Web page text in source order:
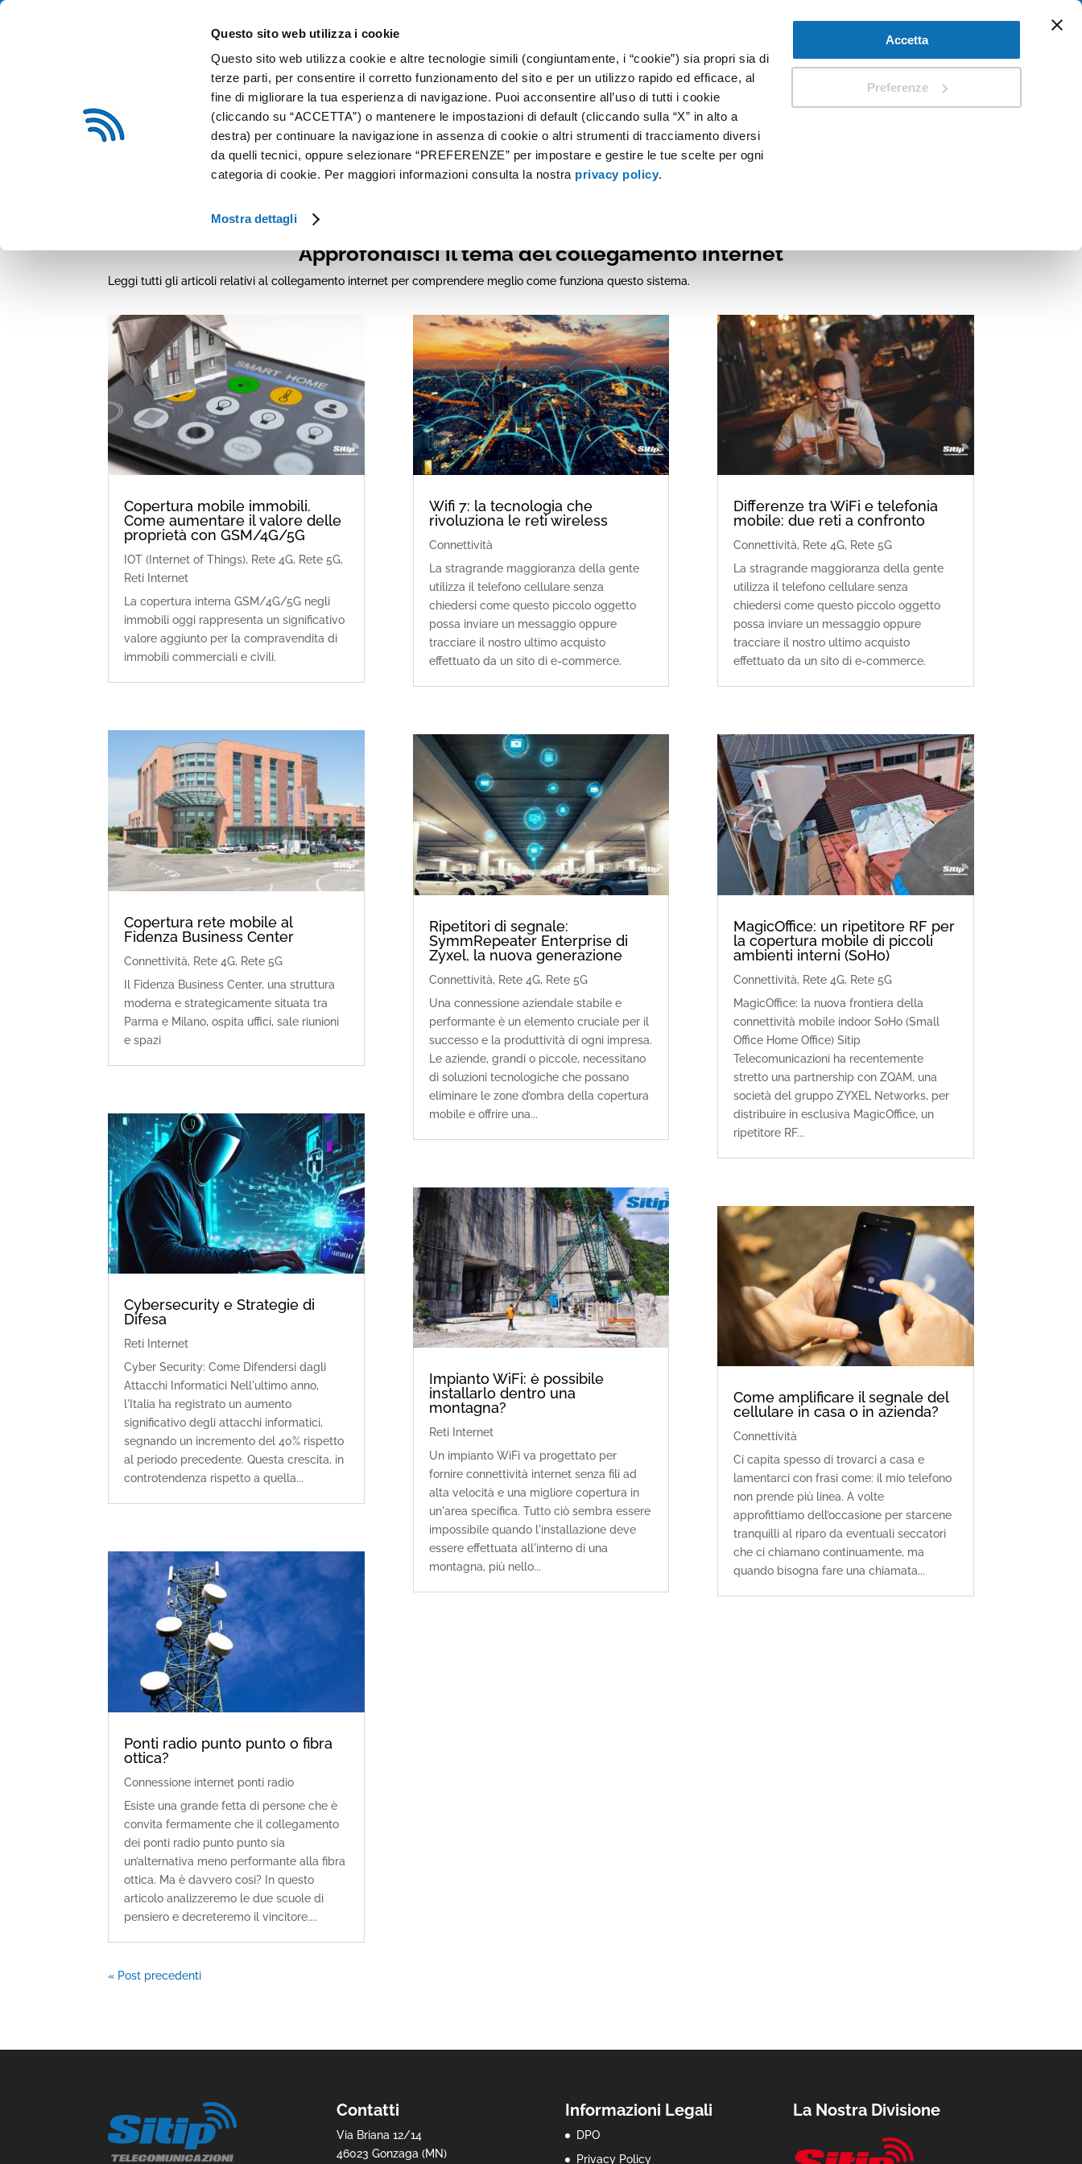
Questo sito web utilizza i cookie
Questo sito web utilizza cookie e altre tecnologie simili (congiuntamente, i “cookie”) sia propri sia di
terze parti, per consentire il corretto funzionamento del sito e per un utilizzo rapido ed efficace, al
fine di migliorare la tua esperienza di navigazione. Puoi acconsentire all’uso di tutti i cookie
(cliccando su “ACCETTA”) o mantenere le impostazioni di default (cliccando sulla “X” in alto a
destra) per continuare la navigazione in assenza di cookie o altri strumenti di tracciamento diversi
da quelli tecnici, oppure selezionare “PREFERENZE” per impostare e gestire le tue scelte per ogni
categoria di cookie. Per maggiori informazioni consulta la nostra privacy policy.
Mostra dettagli
Accetta
Preferenze
IMPIANTI E SERVIZI GALLERIA F.A.Q. NEWS CONTATTI DOCUMENTI SITIP SECURITY
Approfondisci il tema del collegamento internet
Leggi tutti gli articoli relativi al collegamento internet per comprendere meglio come funziona questo sistema.
Copertura mobile immobili.
Come aumentare il valore delle
proprietà con GSM/4G/5G
IOT (Internet of Things), Rete 4G, Rete 5G,
Reti Internet
La copertura interna GSM/4G/5G negli
immobili oggi rappresenta un significativo
valore aggiunto per la compravendita di
immobili commerciali e civili.
Copertura rete mobile al
Fidenza Business Center
Connettività, Rete 4G, Rete 5G
Il Fidenza Business Center, una struttura
moderna e strategicamente situata tra
Parma e Milano, ospita uffici, sale riunioni
e spazi
Cybersecurity e Strategie di
Difesa
Reti Internet
Cyber Security: Come Difendersi dagli
Attacchi Informatici Nell'ultimo anno,
l'Italia ha registrato un aumento
significativo degli attacchi informatici,
segnando un incremento del 40% rispetto
al periodo precedente. Questa crescita, in
controtendenza rispetto a quella...
Ponti radio punto punto o fibra
ottica?
Connessione internet ponti radio
Esiste una grande fetta di persone che è
convita fermamente che il collegamento
dei ponti radio punto punto sia
un’alternativa meno performante alla fibra
ottica. Ma è davvero cosi? In questo
articolo analizzeremo le due scuole di
pensiero e decreteremo il vincitore....
Wifi 7: la tecnologia che
rivoluziona le reti wireless
Connettività
La stragrande maggioranza della gente
utilizza il telefono cellulare senza
chiedersi come questo piccolo oggetto
possa inviare un messaggio oppure
tracciare il nostro ultimo acquisto
effettuato da un sito di e-commerce.
Ripetitori di segnale:
SymmRepeater Enterprise di
Zyxel, la nuova generazione
Connettività, Rete 4G, Rete 5G
Una connessione aziendale stabile e
performante è un elemento cruciale per il
successo e la produttività di ogni impresa.
Le aziende, grandi o piccole, necessitano
di soluzioni tecnologiche che possano
eliminare le zone d’ombra della copertura
mobile e offrire una...
Impianto WiFi: è possibile
installarlo dentro una
montagna?
Reti Internet
Un impianto WiFi va progettato per
fornire connettività internet senza fili ad
alta velocità e una migliore copertura in
un'area specifica. Tutto ciò sembra essere
impossibile quando l'installazione deve
essere effettuata all'interno di una
montagna, più nello...
Differenze tra WiFi e telefonia
mobile: due reti a confronto
Connettività, Rete 4G, Rete 5G
La stragrande maggioranza della gente
utilizza il telefono cellulare senza
chiedersi come questo piccolo oggetto
possa inviare un messaggio oppure
tracciare il nostro ultimo acquisto
effettuato da un sito di e-commerce.
MagicOffice: un ripetitore RF per
la copertura mobile di piccoli
ambienti interni (SoHo)
Connettività, Rete 4G, Rete 5G
MagicOffice: la nuova frontiera della
connettività mobile indoor SoHo (Small
Office Home Office) Sitip
Telecomunicazioni ha recentemente
stretto una partnership con ZQAM, una
società del gruppo ZYXEL Networks, per
distribuire in esclusiva MagicOffice, un
ripetitore RF...
Come amplificare il segnale del
cellulare in casa o in azienda?
Connettività
Ci capita spesso di trovarci a casa e
lamentarci con frasi come: il mio telefono
non prende più linea. A volte
approfittiamo dell’occasione per starcene
tranquilli al riparo da eventuali seccatori
che ci chiamano continuamente, ma
quando bisogna fare una chiamata...
« Post precedenti
Contatti
Via Briana 12/14
46023 Gonzaga (MN)
Informazioni Legali
DPO
Privacy Policy
La Nostra Divisione